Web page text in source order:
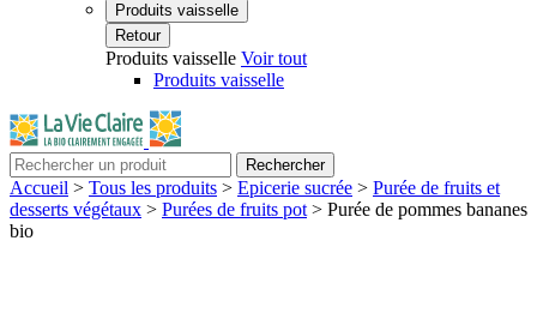
Produits vaisselle
Retour
Produits vaisselle Voir tout
Produits vaisselle
Rechercher
Accueil > Tous les produits > Epicerie sucrée > Purée de fruits et
desserts végétaux > Purées de fruits pot > Purée de pommes bananes
bio